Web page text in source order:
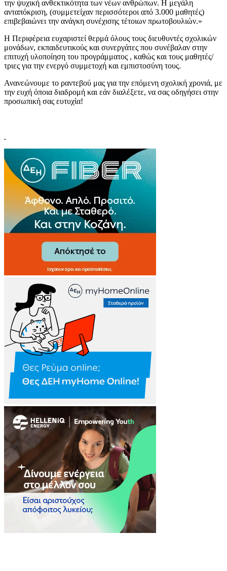
την ψυχική ανθεκτικότητα των νέων ανθρώπων. Η μεγάλη
ανταπόκριση, (συμμετείχαν περισσότεροι από 3.000 μαθητές)
επιβεβαιώνει την ανάγκη συνέχισης τέτοιων πρωτοβουλιών.»
Η Περιφέρεια ευχαριστεί θερμά όλους τους διευθυντές σχολικών
μονάδων, εκπαιδευτικούς και συνεργάτες που συνέβαλαν στην
επιτυχή υλοποίηση του προγράμματος , καθώς και τους μαθητές/
τριες για την ενεργό συμμετοχή και εμπιστοσύνη τους.
Ανανεώνουμε το ραντεβού μας για την επόμενη σχολική χρονιά, με
την ευχή όποια διαδρομή και εάν διαλέξετε, να σας οδηγήσει στην
προσωπική σας ευτυχία!